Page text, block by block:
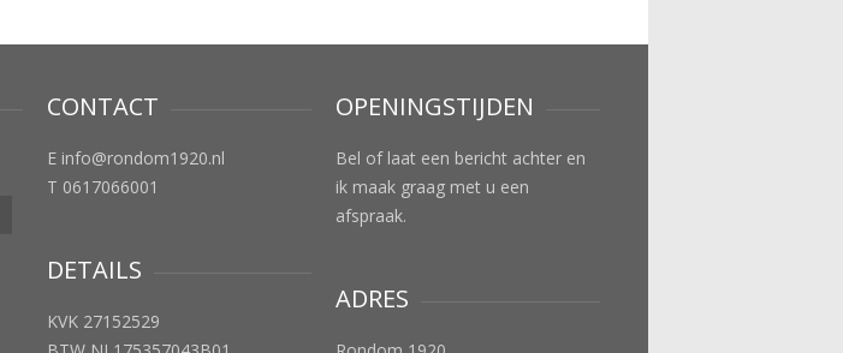
CONTACT
E info@rondom1920.nl
T 0617066001
DETAILS
KVK 27152529
OPENINGSTIJDEN
Bel of laat een bericht achter en
ik maak graag met u een
afspraak.
ADRES